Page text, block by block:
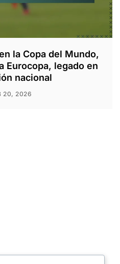
la Copa del Mundo,
Eurocopa, legado en
nacional
20, 2026